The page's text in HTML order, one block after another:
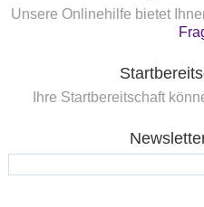
Unsere Onlinehilfe bietet
Ihre Startbereitschaft